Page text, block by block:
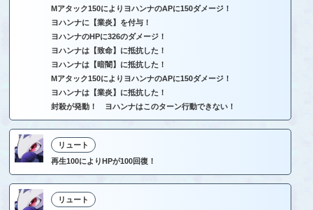
Mアタック150によりヨハンナのAPに150ダメージ！
ヨハンナに【業炎】を付与！
ヨハンナのHPに326のダメージ！
ヨハンナは【致命】に抵抗した！
ヨハンナは【暗闇】に抵抗した！
Mアタック150によりヨハンナのAPに150ダメージ！
ヨハンナは【業炎】に抵抗した！
封殺が発動！ ヨハンナはこのターン行動できない！
リュート
再生100によりHPが100回復！
リュート